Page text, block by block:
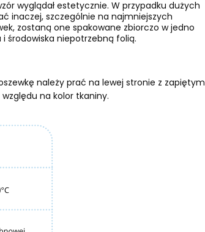
wyglądał estetycznie. W przypadku dużych
inaczej, szczególnie na najmniejszych
zostaną one spakowane zbiorczo w jedno
środowiska niepotrzebną folią.
należy prać na lewej stronie z zapiętym
na kolor tkaniny.